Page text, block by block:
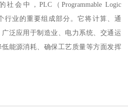
会中，PLC（Programmable Logic
行业的重要组成部分。它将计算、通
泛应用于制造业、电力系统、交通运
能源消耗、确保工艺质量等方面发挥